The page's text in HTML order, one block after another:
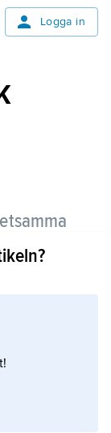
Logga in